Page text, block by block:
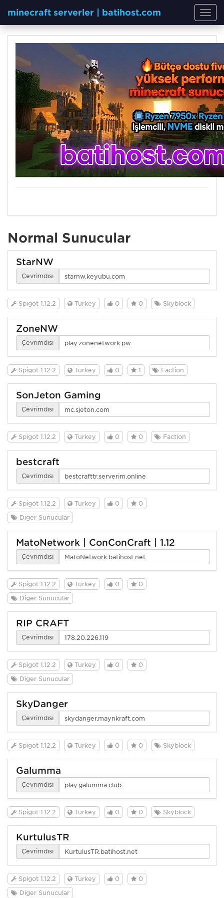
minecraft serverler | batihost.com
Normal Sunucular
StarNW
Çevrimdışı
Spigot 1.12.2 Turkey 0 0 Skyblock
ZoneNW
Çevrimdışı
Spigot 1.12.2 Turkey 0 1 Faction
SonJeton Gaming
Çevrimdışı
Spigot 1.12.2 Turkey 0 0 Faction
bestcraft
Çevrimdışı
Spigot 1.12.2 Turkey 0
0
Diğer Sunucular
MatoNetwork | ConConCraft | 1.12
Çevrimdışı
Spigot 1.12.2 Turkey 0
0
Diğer Sunucular
RIP CRAFT
Çevrimdışı
Spigot 1.12.2 Turkey 0
0
Diğer Sunucular
SkyDanger
Çevrimdışı
Spigot 1.12.2 Turkey 0 0 Skyblock
Galumma
Çevrimdışı
Spigot 1.12.2 Turkey 0 0 Skyblock
KurtuluşTR
Çevrimdışı
Spigot 1.12.2 Turkey 0
0
Diğer Sunucular